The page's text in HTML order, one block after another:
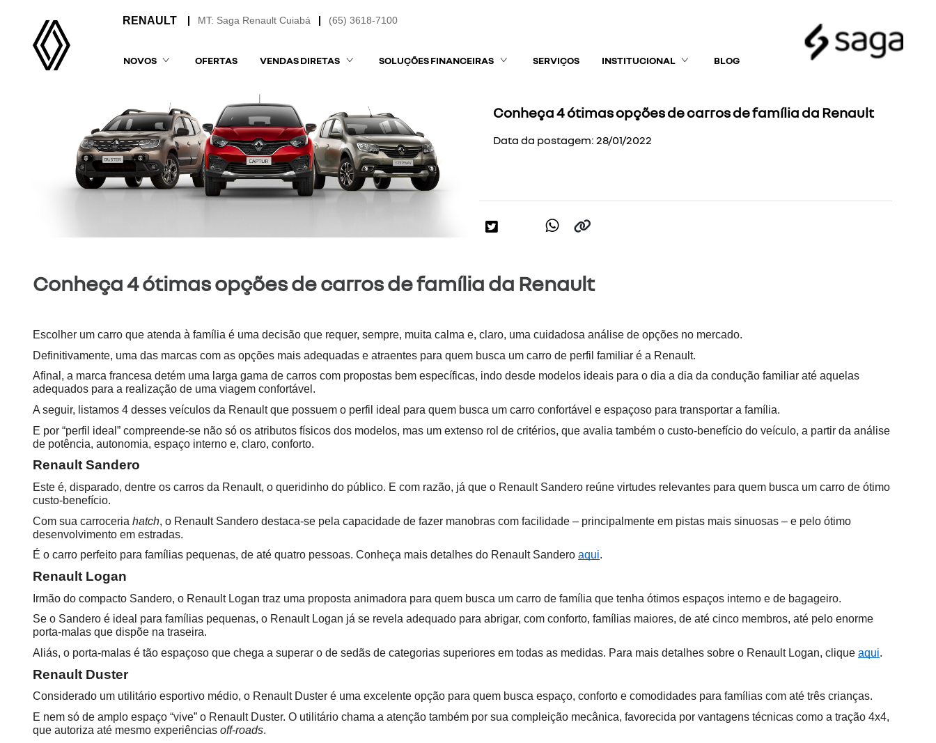
(65) 3618-7100
MT: Saga Renault Cuiabá
NOVOS OFERTAS VENDAS DIRETAS SOLUÇÕES FINANCEIRAS SERVIÇOS INSTITUCIONAL BLOG
Conheça 4 ótimas opções de carros de família da Renault
Data da postagem: 28/01/2022
Conheça 4 ótimas opções de carros de família da Renault
Escolher um carro que atenda à família é uma decisão que requer, sempre, muita calma e, claro, uma cuidadosa análise de opções no mercado.
Definitivamente, uma das marcas com as opções mais adequadas e atraentes para quem busca um carro de perfil familiar é a Renault.
Afinal, a marca francesa detém uma larga gama de carros com propostas bem específicas, indo desde modelos ideais para o dia a dia da condução familiar até aquelas
adequados para a realização de uma viagem confortável.
A seguir, listamos 4 desses veículos da Renault que possuem o perfil ideal para quem busca um carro confortável e espaçoso para transportar a família.
E por “perfil ideal” compreende-se não só os atributos físicos dos modelos, mas um extenso rol de critérios, que avalia também o custo-benefício do veículo, a partir da análise
de potência, autonomia, espaço interno e, claro, conforto.
Renault Sandero
Este é, disparado, dentre os carros da Renault, o queridinho do público. E com razão, já que o Renault Sandero reúne virtudes relevantes para quem busca um carro de ótimo
custo-benefício.
Com sua carroceria hatch, o Renault Sandero destaca-se pela capacidade de fazer manobras com facilidade – principalmente em pistas mais sinuosas – e pelo ótimo
desenvolvimento em estradas.
É o carro perfeito para famílias pequenas, de até quatro pessoas. Conheça mais detalhes do Renault Sandero aqui.
Renault Logan
Irmão do compacto Sandero, o Renault Logan traz uma proposta animadora para quem busca um carro de família que tenha ótimos espaços interno e de bagageiro.
Se o Sandero é ideal para famílias pequenas, o Renault Logan já se revela adequado para abrigar, com conforto, famílias maiores, de até cinco membros, até pelo enorme
porta-malas que dispõe na traseira.
Aliás, o porta-malas é tão espaçoso que chega a superar o de sedãs de categorias superiores em todas as medidas. Para mais detalhes sobre o Renault Logan, clique aqui.
Renault Duster
Considerado um utilitário esportivo médio, o Renault Duster é uma excelente opção para quem busca espaço, conforto e comodidades para famílias com até três crianças.
E nem só de amplo espaço “vive” o Renault Duster. O utilitário chama a atenção também por sua compleição mecânica, favorecida por vantagens técnicas como a tração 4x4,
que autoriza até mesmo experiências off-roads.